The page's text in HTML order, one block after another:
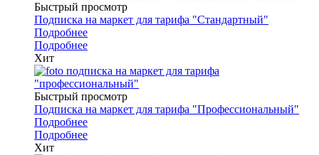
Быстрый просмотр
Подписка на маркет для тарифа "Стандартный"
Подробнее
Подробнее
Хит
Быстрый просмотр
Подписка на маркет для тарифа "Профессиональный"
Подробнее
Подробнее
Хит